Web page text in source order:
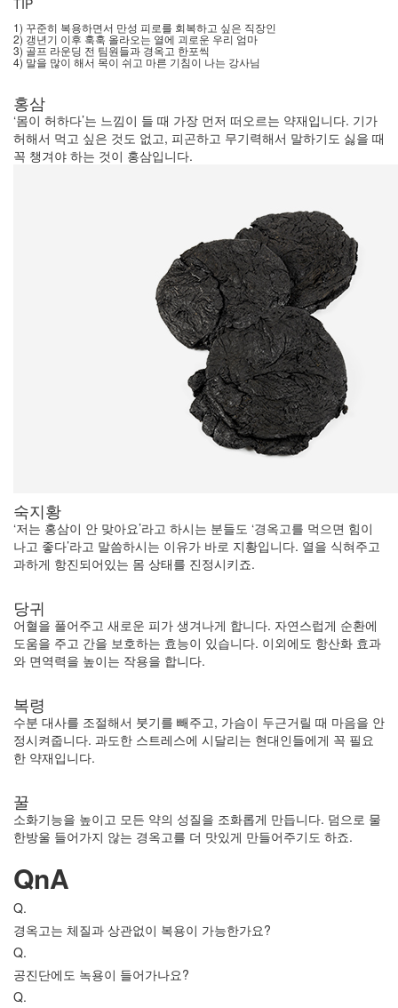
1) 꾸준히 복용하면서 만성 피로를 회복하고 싶은 직장인
2) 갱년기 이후 훅훅 올라오는 열에 괴로운 우리 엄마
3) 골프 라운딩 전 팀원들과 경옥고 한포씩
4) 말을 많이 해서 목이 쉬고 마른 기침이 나는 강사님
홍삼
‘몸이 허하다’는 느낌이 들 때 가장 먼저 떠오르는 약재입니다. 기가
허해서 먹고 싶은 것도 없고, 피곤하고 무기력해서 말하기도 싫을 때
꼭 챙겨야 하는 것이 홍삼입니다.
숙지황
‘저는 홍삼이 안 맞아요’라고 하시는 분들도 ‘경옥고를 먹으면 힘이
나고 좋다’라고 말씀하시는 이유가 바로 지황입니다. 열을 식혀주고
과하게 항진되어있는 몸 상태를 진정시키죠.
당귀
어혈을 풀어주고 새로운 피가 생겨나게 합니다. 자연스럽게 순환에
도움을 주고 간을 보호하는 효능이 있습니다. 이외에도 항산화 효과
와 면역력을 높이는 작용을 합니다.
복령
수분 대사를 조절해서 붓기를 빼주고, 가슴이 두근거릴 때 마음을 안
정시켜줍니다. 과도한 스트레스에 시달리는 현대인들에게 꼭 필요
한 약재입니다.
꿀
소화기능을 높이고 모든 약의 성질을 조화롭게 만듭니다. 덤으로 물
한방울 들어가지 않는 경옥고를 더 맛있게 만들어주기도 하죠.
QnA
Q.
경옥고는 체질과 상관없이 복용이 가능한가요?
Q.
공진단에도 녹용이 들어가나요?
Q.